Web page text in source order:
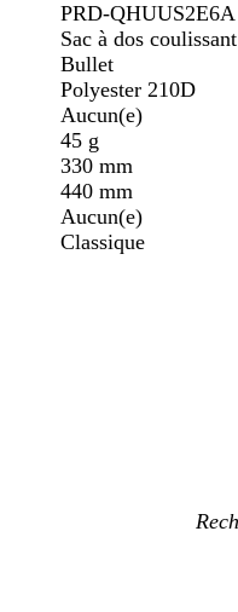
PRD-QHUUS2E6A
Sac à dos coulissant
Bullet
Polyester 210D
Aucun(e)
45 g
330 mm
440 mm
Aucun(e)
Classique
Mes